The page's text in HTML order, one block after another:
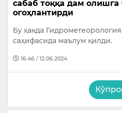
сабаб тоққа дам
огоҳлантирди
Бу ҳақда
саҳифасида маълум қилди.
16:46 / 12.06.2024